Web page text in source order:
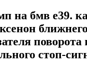
на бмв e39.
поворота
стоп-